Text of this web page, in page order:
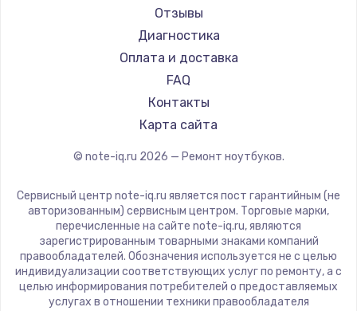
Ремонт ноутбуков DEXP
Ремонт ноутбуков Teclast
Ремонт ноутбуков CHUWI
Ремонт ноутбуков Colorful
Maibenben
Getac
Epson
Philips
LG
Panasonic
ZTE
Hiper
Evga
Google
Echips
Отзывы
Диагностика
Оплата и доставка
FAQ
Контакты
Карта сайта
© note-iq.ru 2026 — Ремонт ноутбуков.
Сервисный центр note-iq.ru является пост гарантийным (не
авторизованным) сервисным центром. Торговые марки,
перечисленные на сайте note-iq.ru, являются
зарегистрированным товарными знаками компаний
правообладателей. Обозначения используется не с целью
индивидуализации соответствующих услуг по ремонту, а с
целью информирования потребителей о предоставляемых
услугах в отношении техники правообладателя